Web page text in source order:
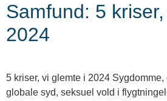
Samfund: 5
2024
5 kriser, vi glemte i 2024
globale syd, seksuel vold i